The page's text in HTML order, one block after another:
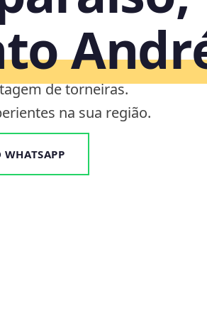
de torneiras.
na sua região.
WHATSAPP